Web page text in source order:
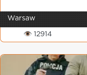
Warsaw
👁 12914